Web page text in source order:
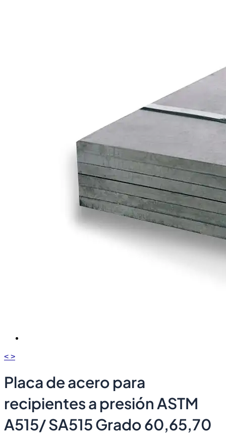
< >
Placa de acero para
recipientes a presión ASTM
A515/ SA515 Grado 60,65,70